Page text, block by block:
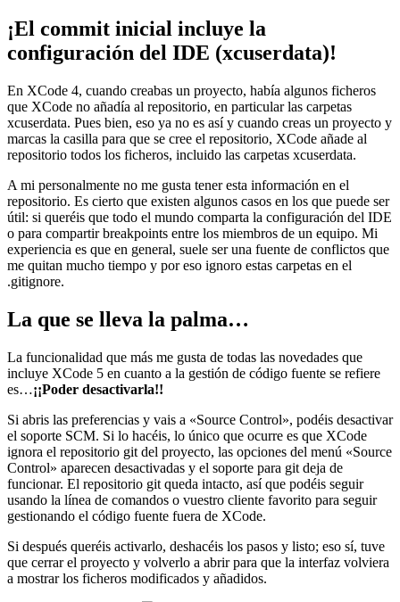
¡El commit inicial incluye la
configuración del IDE (xcuserdata)!
En XCode 4, cuando creabas un proyecto, había algunos ficheros
que XCode no añadía al repositorio, en particular las carpetas
xcuserdata. Pues bien, eso ya no es así y cuando creas un proyecto y
marcas la casilla para que se cree el repositorio, XCode añade al
repositorio todos los ficheros, incluido las carpetas xcuserdata.
A mi personalmente no me gusta tener esta información en el
repositorio. Es cierto que existen algunos casos en los que puede ser
útil: si queréis que todo el mundo comparta la configuración del IDE
o para compartir breakpoints entre los miembros de un equipo. Mi
experiencia es que en general, suele ser una fuente de conflictos que
me quitan mucho tiempo y por eso ignoro estas carpetas en el
.gitignore.
La que se lleva la palma…
La funcionalidad que más me gusta de todas las novedades que
incluye XCode 5 en cuanto a la gestión de código fuente se refiere
es…¡¡Poder desactivarla!!
Si abris las preferencias y vais a «Source Control», podéis desactivar
el soporte SCM. Si lo hacéis, lo único que ocurre es que XCode
ignora el repositorio git del proyecto, las opciones del menú «Source
Control» aparecen desactivadas y el soporte para git deja de
funcionar. El repositorio git queda intacto, así que podéis seguir
usando la línea de comandos o vuestro cliente favorito para seguir
gestionando el código fuente fuera de XCode.
Si después queréis activarlo, deshacéis los pasos y listo; eso sí, tuve
que cerrar el proyecto y volverlo a abrir para que la interfaz volviera
a mostrar los ficheros modificados y añadidos.